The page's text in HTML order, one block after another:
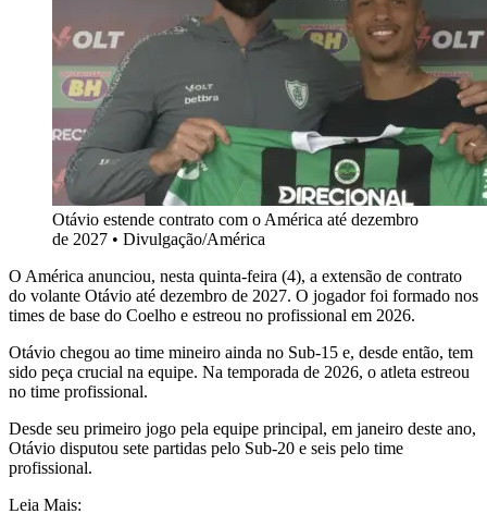
Otávio estende contrato com o América até dezembro
de 2027 • Divulgação/América
O América anunciou, nesta quinta-feira (4), a extensão de contrato
do volante Otávio até dezembro de 2027. O jogador foi formado nos
times de base do Coelho e estreou no profissional em 2026.
Otávio chegou ao time mineiro ainda no Sub-15 e, desde então, tem
sido peça crucial na equipe. Na temporada de 2026, o atleta estreou
no time profissional.
Desde seu primeiro jogo pela equipe principal, em janeiro deste ano,
Otávio disputou sete partidas pelo Sub-20 e seis pelo time
profissional.
Leia Mais: